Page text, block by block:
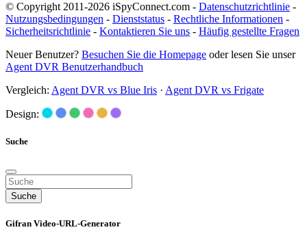
© Copyright 2011-2026 iSpyConnect.com - Datenschutzrichtlinie -
Nutzungsbedingungen - Dienststatus - Rechtliche Informationen -
Sicherheitsrichtlinie - Kontaktieren Sie uns - Häufig gestellte Fragen
Neuer Benutzer? Besuchen Sie die Homepage oder lesen Sie unser
Agent DVR Benutzerhandbuch
Vergleich: Agent DVR vs Blue Iris · Agent DVR vs Frigate
Design:
Suche
Suche
Gifran Video-URL-Generator